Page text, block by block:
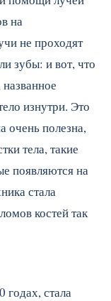
на
не проходят
зубы: и вот, что
изнутри. Это
очень полезна,
тела, такие
появляются на
стала
костей так
годах, стала